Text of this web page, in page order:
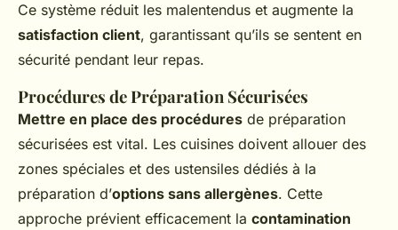
Ce système réduit les malentendus et augmente la
satisfaction client, garantissant qu’ils se sentent en
sécurité pendant leur repas.
Procédures de Préparation Sécurisées
Mettre en place des procédures de préparation
sécurisées est vital. Les cuisines doivent allouer des
zones spéciales et des ustensiles dédiés à la
préparation d’options sans allergènes. Cette
approche prévient efficacement la contamination